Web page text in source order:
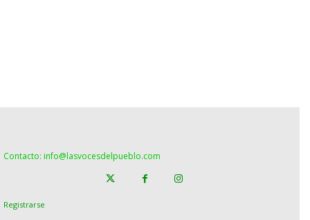
Contacto: info@lasvocesdelpueblo.com
Registrarse